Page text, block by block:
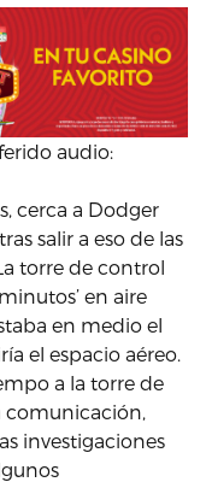
audio:
cerca a Dodger
salir a eso de las
torre de control
en aire
en medio el
el espacio aéreo.
a la torre de
comunicación,
investigaciones